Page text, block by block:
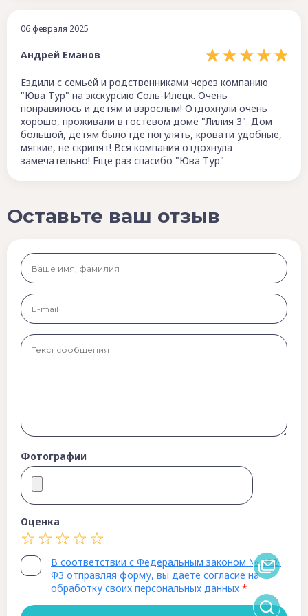
06 февраля 2025
Андрей Еманов
Ездили с семьёй и родственниками через компанию
"Юва Тур" на экскурсию Соль-Илецк. Очень
понравилось и детям и взрослым! Отдохнули очень
хорошо, проживали в гостевом доме "Лилия 3". Дом
большой, детям было где погулять, кровати удобные,
мягкие, не скрипят! Вся компания отдохнула
замечательно! Еще раз спасибо "Юва Тур"
Оставьте ваш отзыв
Фотографии
Оценка
В соответствии с Федеральным законом № 152-
ФЗ отправляя форму, вы даете согласие на
обработку своих персональных данных *